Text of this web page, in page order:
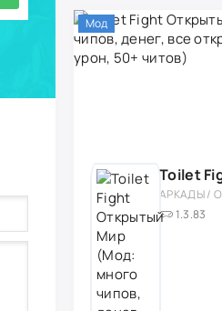
Мод
1.3.83